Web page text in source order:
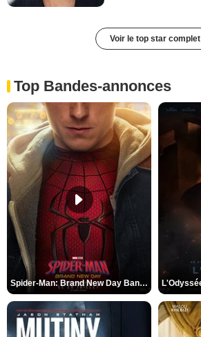
Voir le top star complet
Top Bandes-annonces
Spider-Man: Brand New Day Bande-annonce VO STFR